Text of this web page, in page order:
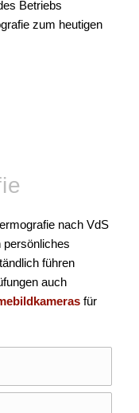
Betriebs
zum heutigen
nach VdS
persönliches
führen
auch
für